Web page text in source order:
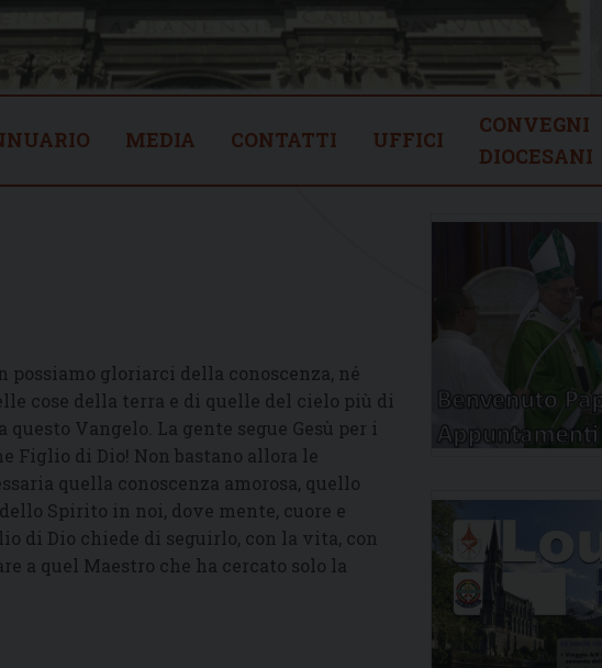
MEDIA CONTATTI UFFICI
CONVEGNI
DIOCESANI
possiamo gloriarci della conoscenza, né
cose della terra e di quelle del cielo più di
Vangelo. La gente segue Gesù per i
Figlio di Dio! Non bastano allora le
quella conoscenza amorosa, quello
Spirito in noi, dove mente, cuore e
di Dio chiede di seguirlo, con la vita, con
a quel Maestro che ha cercato solo la